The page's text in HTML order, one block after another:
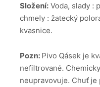
Složení: Voda, slady :
chmely : žatecký
kvasnice.
Pozn: Pivo Qásek je
nefiltrované.
neupravovuje. Chuť je